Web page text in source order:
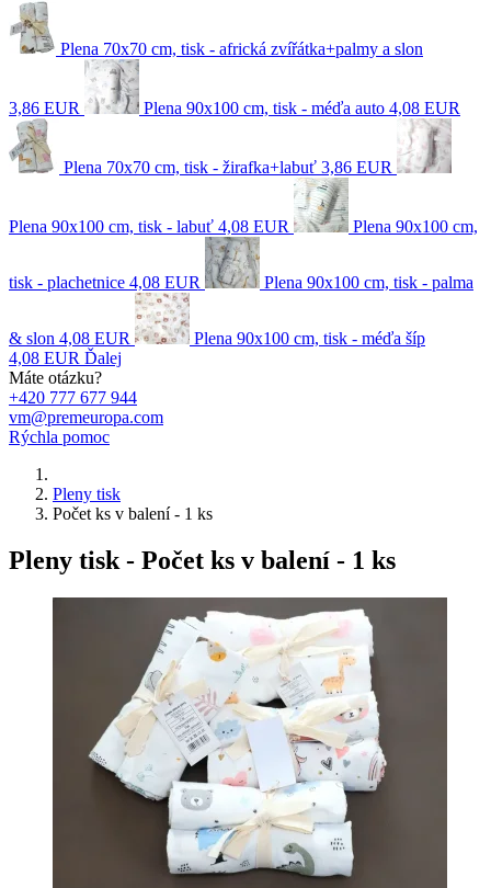
Plena 70x70 cm, tisk - africká zvířátka+palmy a slon
3,86 EUR Plena 90x100 cm, tisk - méďa auto 4,08 EUR
Plena 70x70 cm, tisk - žirafka+labuť 3,86 EUR
Plena 90x100 cm, tisk - labuť 4,08 EUR Plena 90x100 cm,
tisk - plachetnice 4,08 EUR Plena 90x100 cm, tisk - palma
& slon 4,08 EUR
Plena 90x100 cm, tisk - méďa šíp
4,08 EUR Ďalej
Máte otázku?
+420 777 677 944
vm@premeuropa.com
Rýchla pomoc
Pleny tisk
Počet ks v balení - 1 ks
Pleny tisk - Počet ks v balení - 1 ks